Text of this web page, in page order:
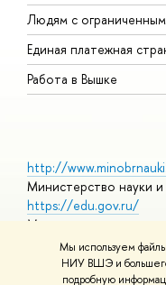
Мы используем
НИУ ВШЭ и большего
подробную
Людям с
Единая платежная
Работа в Вышке
http://
Министерство науки
https://edu.gov.ru/
Министерство
https://
Массовые открытые